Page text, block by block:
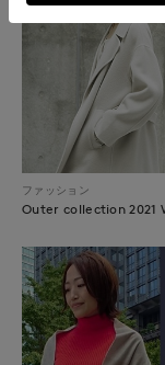
ファッション
Outer collection 2021